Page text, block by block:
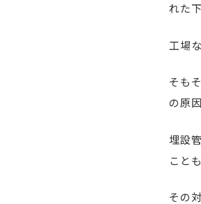
れた
工場
そも
の原
埋設
こと
その